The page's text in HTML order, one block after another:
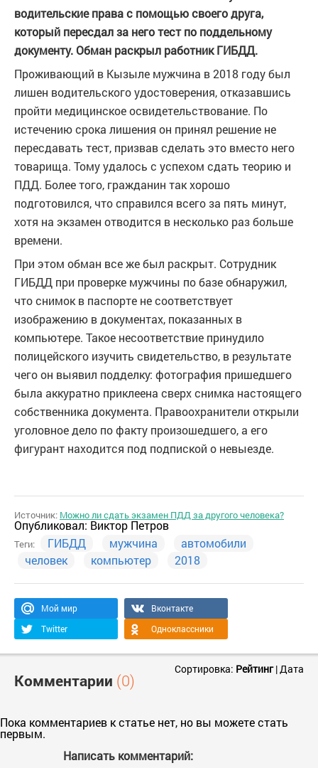
водительские права с помощью своего друга,
который пересдал за него тест по поддельному
документу. Обман раскрыл работник ГИБДД.
Проживающий в Кызыле мужчина в 2018 году был
лишен водительского удостоверения, отказавшись
пройти медицинское освидетельствование. По
истечению срока лишения он принял решение не
пересдавать тест, призвав сделать это вместо него
товарища. Тому удалось с успехом сдать теорию и
ПДД. Более того, гражданин так хорошо
подготовился, что справился всего за пять минут,
хотя на экзамен отводится в несколько раз больше
времени.
При этом обман все же был раскрыт. Сотрудник
ГИБДД при проверке мужчины по базе обнаружил,
что снимок в паспорте не соответствует
изображению в документах, показанных в
компьютере. Такое несоответствие принудило
полицейского изучить свидетельство, в результате
чего он выявил подделку: фотография пришедшего
была аккуратно приклеена сверх снимка настоящего
собственника документа. Правоохранители открыли
уголовное дело по факту произошедшего, а его
фигурант находится под подпиской о невыезде.
Источник: Можно ли сдать экзамен ПДД за другого человека?
Опубликовал: Виктор Петров
Теги: ГИБДД мужчина
автомобили
человек
компьютер 2018
Мой мир
Вконтакте
Twitter
Одноклассники
Комментарии (0)
Сортировка: Рейтинг|Дата
Пока комментариев к статье нет, но вы можете стать
первым.
Написать комментарий: